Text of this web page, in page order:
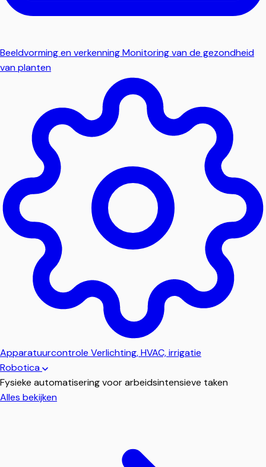
Beeldvorming en verkenningMonitoring van de gezondheid
van planten
Apparatuurcontrole Verlichting, HVAC, irrigatie
Robotica
Fysieke automatisering voor arbeidsintensieve taken
Alles bekijken